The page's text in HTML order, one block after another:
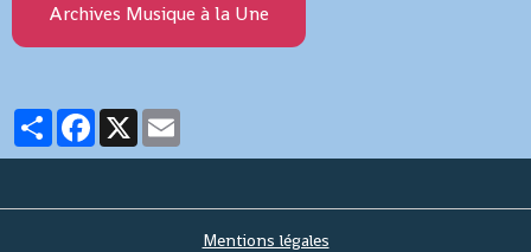
Archives Musique à la Une
PartagerFacebook
X
Mentions légales